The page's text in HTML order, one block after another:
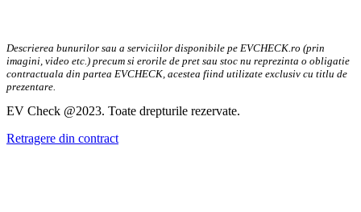
Descrierea bunurilor sau a serviciilor disponibile pe EVCHECK.ro (prin
imagini, video etc.) precum si erorile de pret sau stoc nu reprezinta o obligatie
contractuala din partea EVCHECK, acestea fiind utilizate exclusiv cu titlu de
prezentare.
EV Check @2023. Toate drepturile rezervate.
Retragere din contract